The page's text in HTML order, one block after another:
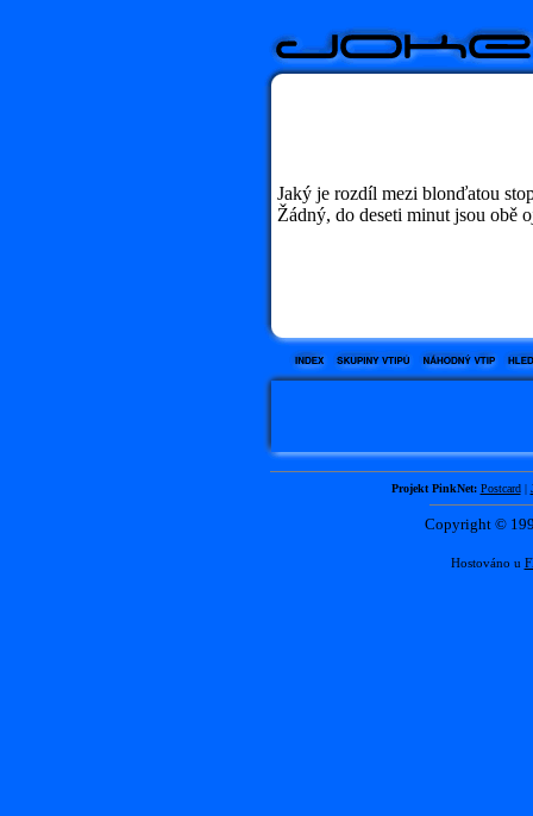
Jaký je rozdíl mezi blonďatou
Žádný, do deseti minut jsou obě
Projekt PinkNet: Postcard|
Copyright ©
Hostováno u